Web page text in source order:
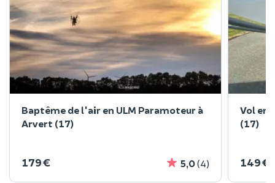
Baptême de l'air en ULM Paramoteur à
Arvert (17)
179 € 5,0(4)
Vol en
(17)
149 €